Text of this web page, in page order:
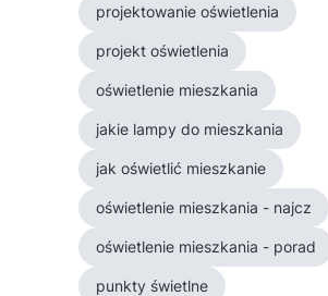
projektowanie oświetlenia
projekt oświetlenia
oświetlenie mieszkania
jakie lampy do mieszkania
jak oświetlić mieszkanie
oświetlenie mieszkania - najcz
oświetlenie mieszkania - porad
punkty świetlne